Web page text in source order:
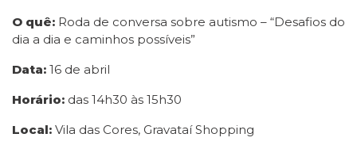
O quê: Roda de conversa sobre autismo – “Desafios do
dia a dia e caminhos possíveis”
Data: 16 de abril
Horário: das 14h30 às 15h30
Local: Vila das Cores, Gravataí Shopping